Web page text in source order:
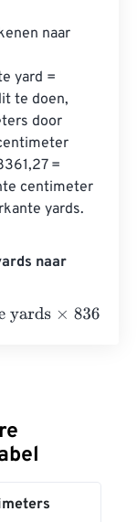
naar
yard =
te doen,
door
=
centimeter
yards.
naar
×8361.2736=